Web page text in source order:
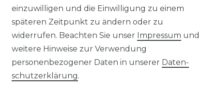
15 kWp Solaranlagen
20 kWp Solaranlagen
25 kWp Solaranlagen
30 kWp Solaranlagen
Klimaanlagen
Klimaanlagen
ÜBER UNS
einzuwilligen und die Einwilligung zu einem
späteren Zeitpunkt zu ändern oder zu
widerrufen. Beachten Sie unser Impressum und
weitere Hinweise zur Verwendung
personenbezogener Daten in unserer Daten­
schutz­erklärung.